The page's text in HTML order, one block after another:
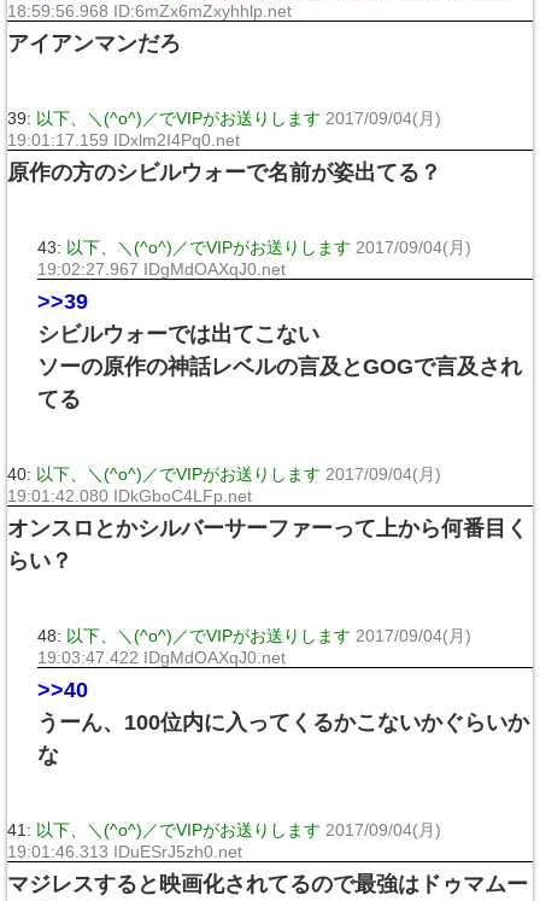
18:59:56.968 ID:6mZx6mZxyhhlp.net
アイアンマンだろ
39: 以下、＼(^o^)／でVIPがお送りします 2017/09/04(月)
19:01:17.159 IDxlm2I4Pq0.net
原作の方のシビルウォーで名前が姿出てる？
43: 以下、＼(^o^)／でVIPがお送りします 2017/09/04(月)
19:02:27.967 IDgMdOAXqJ0.net
>>39
シビルウォーでは出てこない
ソーの原作の神話レベルの言及とGOGで言及され
てる
40: 以下、＼(^o^)／でVIPがお送りします 2017/09/04(月)
19:01:42.080 IDkGboC4LFp.net
オンスロとかシルバーサーファーって上から何番目く
らい？
48: 以下、＼(^o^)／でVIPがお送りします 2017/09/04(月)
19:03:47.422 IDgMdOAXqJ0.net
>>40
うーん、100位内に入ってくるかこないかぐらいか
な
41: 以下、＼(^o^)／でVIPがお送りします 2017/09/04(月)
19:01:46.313 IDuESrJ5zh0.net
マジレスすると映画化されてるので最強はドゥマムー